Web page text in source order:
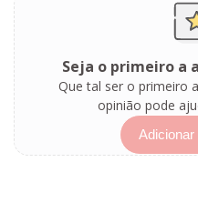
Seja o primeiro a
Que tal ser o primeiro
opinião pode
Adicionar